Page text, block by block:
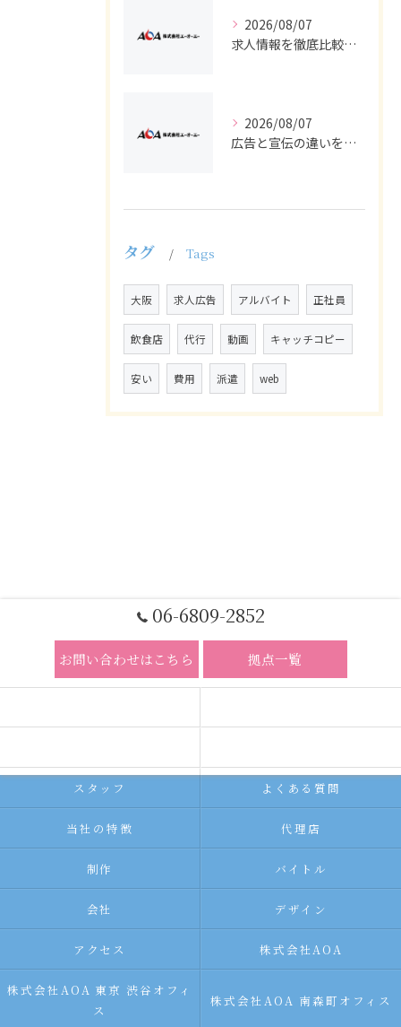
2026/08/07
求人情報を徹底比較して正社員やバイトを効率よく見つける実践ガイド
2026/08/07
広告と宣伝の違いを押さえた採用求人戦略とバイト正社員獲得の実務ポイント
タグ Tags
大阪 求人広告 アルバイト 正社員
飲食店 代行 動画 キャッチコピー
安い 費用 派遣 web
06-6809-2852
お問い合わせはこちら 拠点一覧
スタッフ よくある質問
当社の特徴 代理店
制作 バイトル
会社 デザイン
アクセス 株式会社AOA
株式会社AOA 東京 渋谷オフィ
ス
株式会社AOA 南森町オフィス